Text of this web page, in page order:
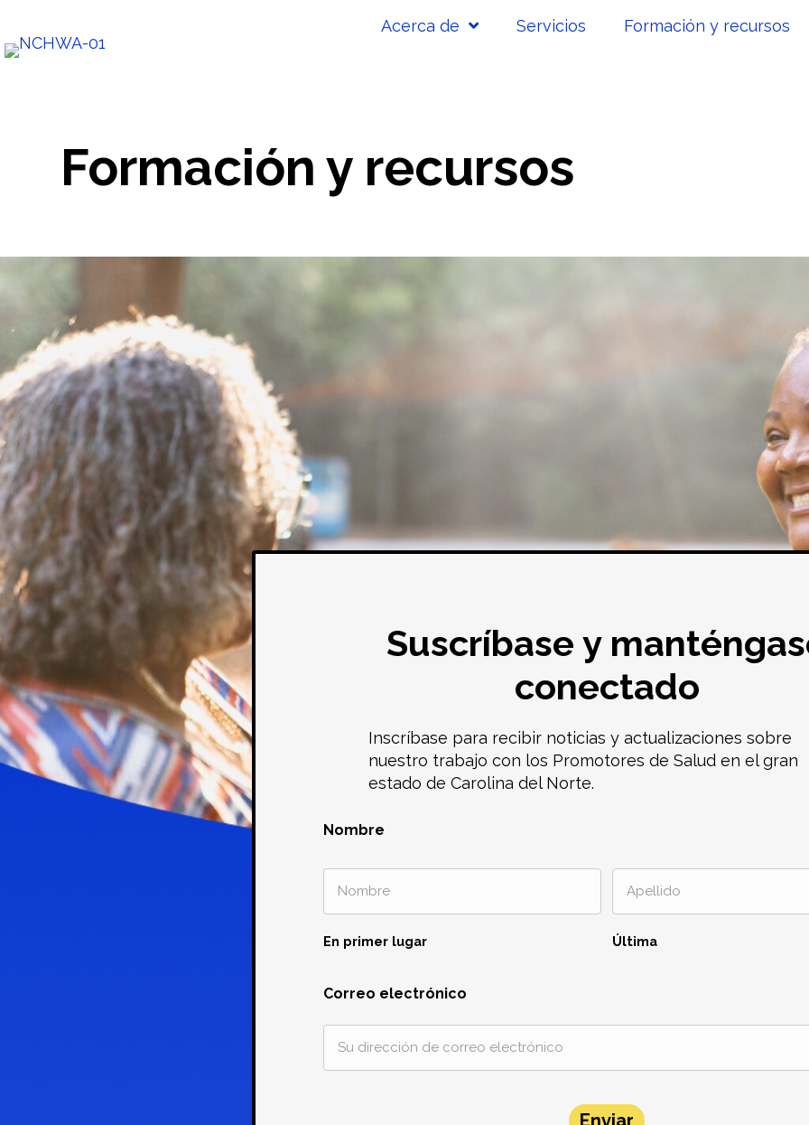
Acerca de Servicios Formación y recursos
Formación y recursos
Suscríbase y
conectado
Inscríbase para recibir noticias y actualizaciones sobre
nuestro trabajo con los Promotores de Salud en el gran
estado de Carolina del Norte.
Nombre
En primer lugar Última
Correo electrónico